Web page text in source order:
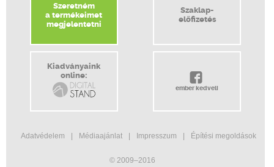
Szeretném
a termékeimet
megjelentetni
Szaklap-
előfizetés
Kiadványaink
online:
ember kedveli
Adatvédelem Médiaajánlat Impresszum Építési megoldások
© 2009–2016